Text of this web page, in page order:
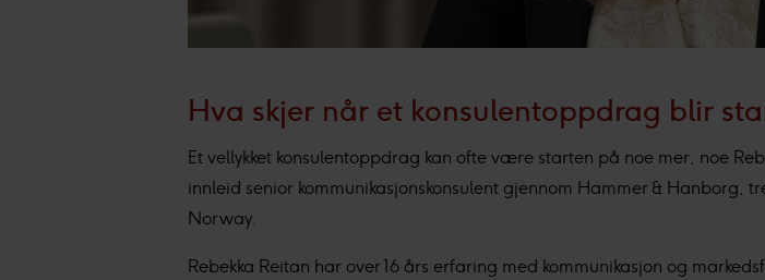
Hva skjer når et konsulentoppdrag blir
Et vellykket konsulentoppdrag kan ofte være starten på noe mer, noe
innleid senior kommunikasjonskonsulent gjennom Hammer & Hanborg,
Norway.
Rebekka Reitan har over 16 års erfaring med kommunikasjon og